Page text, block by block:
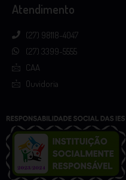
Atendimento
(27) 98118-4047
(27) 3399-5555
CAA
Ouvidoria